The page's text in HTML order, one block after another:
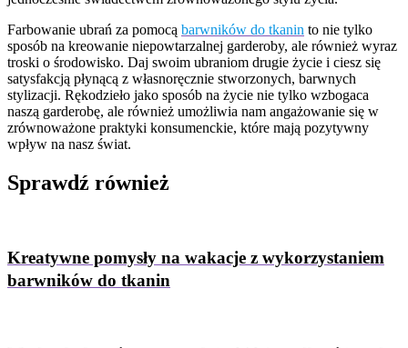
Farbowanie ubrań za pomocą barwników do tkanin to nie tylko
sposób na kreowanie niepowtarzalnej garderoby, ale również wyraz
troski o środowisko. Daj swoim ubraniom drugie życie i ciesz się
satysfakcją płynącą z własnoręcznie stworzonych, barwnych
stylizacji. Rękodzieło jako sposób na życie nie tylko wzbogaca
naszą garderobę, ale również umożliwia nam angażowanie się w
zrównoważone praktyki konsumenckie, które mają pozytywny
wpływ na nasz świat.
Sprawdź również
Kreatywne pomysły na wakacje z wykorzystaniem
barwników do tkanin